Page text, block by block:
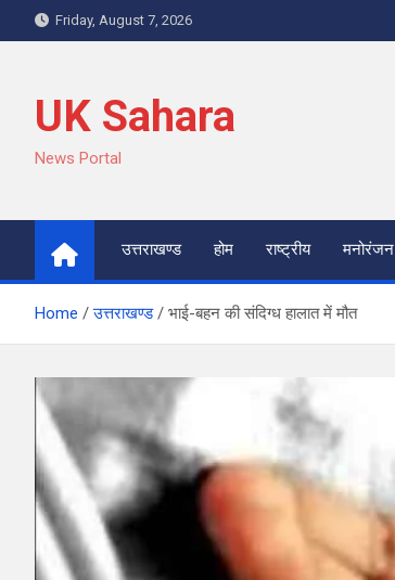
to
Friday, August 7, 2026
UK Sahara
News Portal
उत्तराखण्ड होम राष्ट्रीय मनोरंजन
Home उत्तराखण्ड भाई-बहन की संदिग्ध हालात में मौत